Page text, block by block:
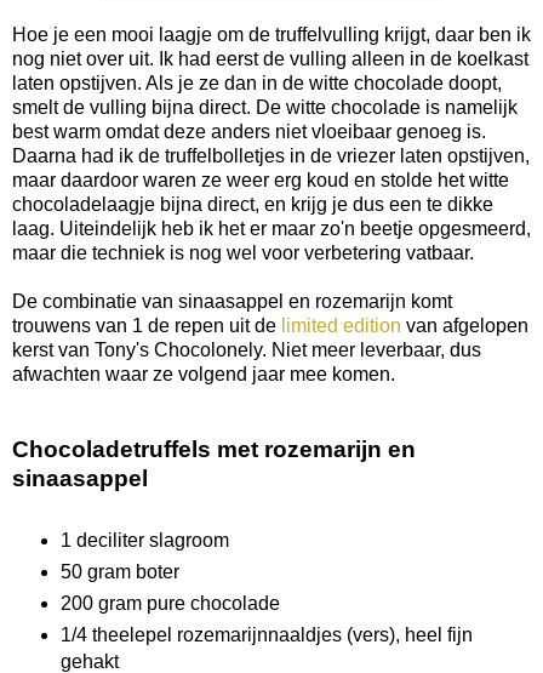
Hoe je een mooi laagje om de truffelvulling krijgt, daar ben ik
nog niet over uit. Ik had eerst de vulling alleen in de koelkast
laten opstijven. Als je ze dan in de witte chocolade doopt,
smelt de vulling bijna direct. De witte chocolade is namelijk
best warm omdat deze anders niet vloeibaar genoeg is.
Daarna had ik de truffelbolletjes in de vriezer laten opstijven,
maar daardoor waren ze weer erg koud en stolde het witte
chocoladelaagje bijna direct, en krijg je dus een te dikke
laag. Uiteindelijk heb ik het er maar zo'n beetje opgesmeerd,
maar die techniek is nog wel voor verbetering vatbaar.
De combinatie van sinaasappel en rozemarijn komt
trouwens van 1 de repen uit de limited edition van afgelopen
kerst van Tony's Chocolonely. Niet meer leverbaar, dus
afwachten waar ze volgend jaar mee komen.
Chocoladetruffels met rozemarijn en
sinaasappel
1 deciliter slagroom
50 gram boter
200 gram pure chocolade
1/4 theelepel rozemarijnnaaldjes (vers), heel fijn
gehakt